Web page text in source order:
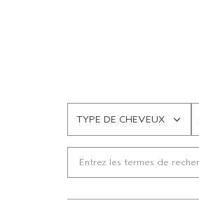
TYPE DE CHEVEUX
FRANÇAIS